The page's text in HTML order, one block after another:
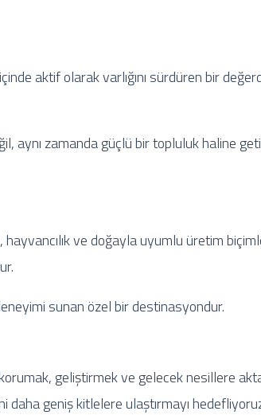
aktif olarak varlığını sürdüren bir
aynı zamanda güçlü bir topluluk haline
hayvancılık ve doğayla uyumlu üretim
sunan özel bir destinasyondur.
geliştirmek ve gelecek nesillere
daha geniş kitlelere ulaştırmayı